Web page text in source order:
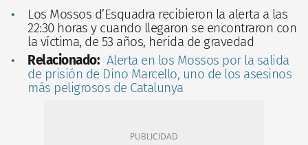
Los Mossos d’Esquadra recibieron la alerta a las
22:30 horas y cuando llegaron se encontraron con
la víctima, de 53 años, herida de gravedad
Relacionado: Alerta en los Mossos por la salida
de prisión de Dino Marcello, uno de los asesinos
más peligrosos de Catalunya